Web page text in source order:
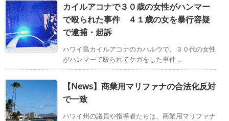
カイルアコナで３０歳の女性がハンマー
で殴られた事件 ４１歳の女を暴行容疑
で逮捕・起訴
ハワイ島カイルアコナのカハルウで、３０代の女性
がハンマーで殴られてケガをした事件 ...
【News】商業用マリファナの合法化反対
で一致
ハワイ州の議員や指導者たちは、商業用マリファナ